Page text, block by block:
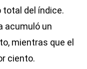
total del índice.
acumuló un
mientras que el
ciento.